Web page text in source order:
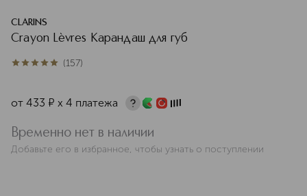
CLARINS
Crayon Lèvres Карандаш для губ
5из 5157 (157)
от 433 ¤ х 4 платежа
Временно нет в наличии
Добавьте его в избранное, чтобы узнать о поступлении